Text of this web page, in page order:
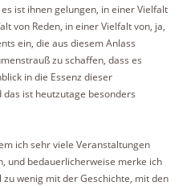
ist ihnen gelungen, in einer Vielfalt
von Reden, in einer Vielfalt von, ja,
ein, die aus diesem Anlass
zu schaffen, dass es
in die Essenz dieser
ist heutzutage besonders
ich sehr viele Veranstaltungen
und bedauerlicherweise merke ich
wenig mit der Geschichte, mit den